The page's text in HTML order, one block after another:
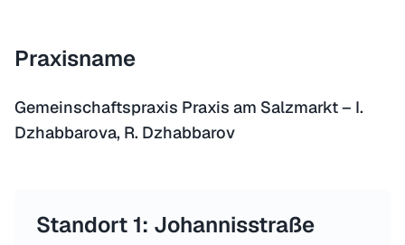
Praxisname
Gemeinschaftspraxis Praxis am Salzmarkt – I.
Dzhabbarova, R. Dzhabbarov
Standort 1: Johannisstraße